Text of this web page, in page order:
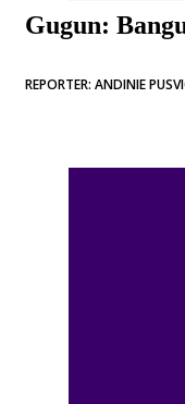
Gugun:
REPORTER: ANDINIE